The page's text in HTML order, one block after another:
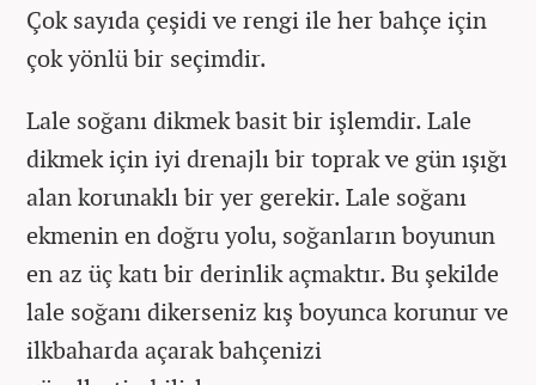
Çok sayıda çeşidi ve rengi ile her bahçe için
çok yönlü bir seçimdir.
Lale soğanı dikmek basit bir işlemdir. Lale
dikmek için iyi drenajlı bir toprak ve gün ışığı
alan korunaklı bir yer gerekir. Lale soğanı
ekmenin en doğru yolu, soğanların boyunun
en az üç katı bir derinlik açmaktır. Bu şekilde
lale soğanı dikerseniz kış boyunca korunur ve
ilkbaharda açarak bahçenizi